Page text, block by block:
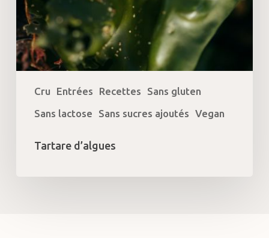
Cru Entrées Recettes
Sans gluten
Sans lactose
Sans sucres ajoutés Vegan
Tartare d’algues